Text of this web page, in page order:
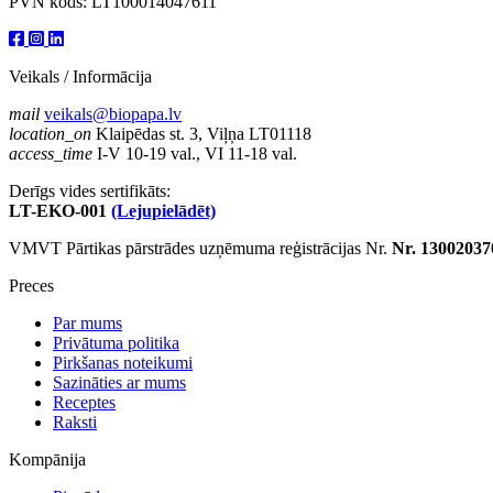
Veikals / Informācija
mail veikals@biopapa.lv
location_on Klaipēdas st. 3, Viļņa LT01118
access_time I-V 10-19 val., VI 11-18 val.
Derīgs vides sertifikāts:
LT-EKO-001 (Lejupielādēt)
VMVT Pārtikas pārstrādes uzņēmuma reģistrācijas Nr. Nr.
Preces
Par mums
Privātuma politika
Pirkšanas noteikumi
Sazināties ar mums
Receptes
Raksti
Kompānija